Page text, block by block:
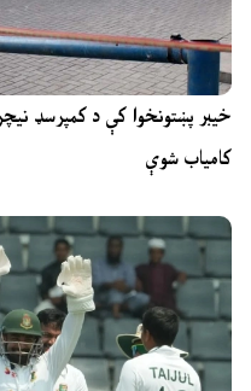
خیبر پښتونخوا کې د کمپرسډ
کامیاب شوې